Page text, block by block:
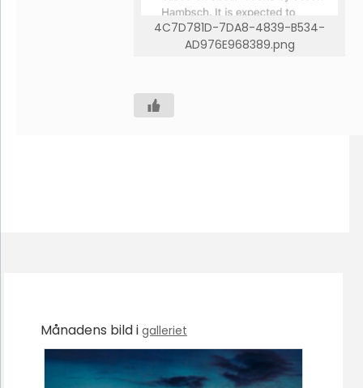
4C7D781D-7DA8-4839-B534-
AD976E968389.png
Månadens bild i galleriet